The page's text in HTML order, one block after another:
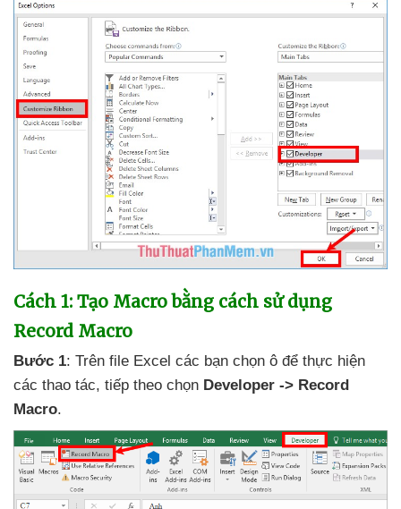
Cách 1: Tạo Macro bằng cách sử dụng
Record Macro
Bước 1: Trên file Excel các bạn chọn ô để thực hiện
các thao tác, tiếp theo chọn Developer -> Record
Macro.